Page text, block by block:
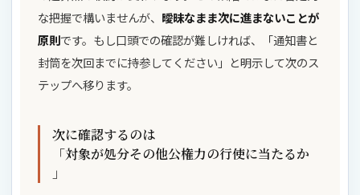
な把握で構いませんが、 曖昧なまま次に進まないことが
原則です。もし口頭での確認が難しければ、「通知書と
封筒を次回までに持参してください」と明示して次のス
テップへ移ります。
次に確認するのは
「対象が処分その他公権力の行使に当たるか
」